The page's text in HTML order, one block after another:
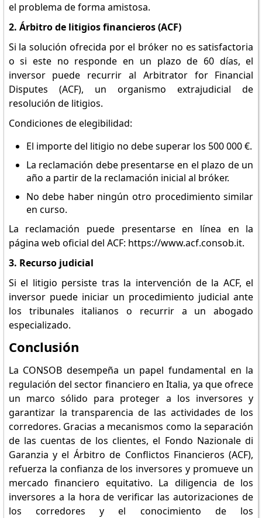
el problema de forma amistosa.
2. Árbitro de litigios financieros (ACF)
Si la solución ofrecida por el bróker no es satisfactoria
o si este no responde en un plazo de 60 días, el
inversor puede recurrir al Arbitrator for Financial
Disputes (ACF), un organismo extrajudicial de
resolución de litigios.
Condiciones de elegibilidad:
El importe del litigio no debe superar los 500 000 €.
La reclamación debe presentarse en el plazo de un
año a partir de la reclamación inicial al bróker.
No debe haber ningún otro procedimiento similar
en curso.
La reclamación puede presentarse en línea en la
página web oficial del ACF: https://www.acf.consob.it.
3. Recurso judicial
Si el litigio persiste tras la intervención de la ACF, el
inversor puede iniciar un procedimiento judicial ante
los tribunales italianos o recurrir a un abogado
especializado.
Conclusión
La CONSOB desempeña un papel fundamental en la
regulación del sector financiero en Italia, ya que ofrece
un marco sólido para proteger a los inversores y
garantizar la transparencia de las actividades de los
corredores. Gracias a mecanismos como la separación
de las cuentas de los clientes, el Fondo Nazionale di
Garanzia y el Árbitro de Conflictos Financieros (ACF),
refuerza la confianza de los inversores y promueve un
mercado financiero equitativo. La diligencia de los
inversores a la hora de verificar las autorizaciones de
los corredores y el conocimiento de los